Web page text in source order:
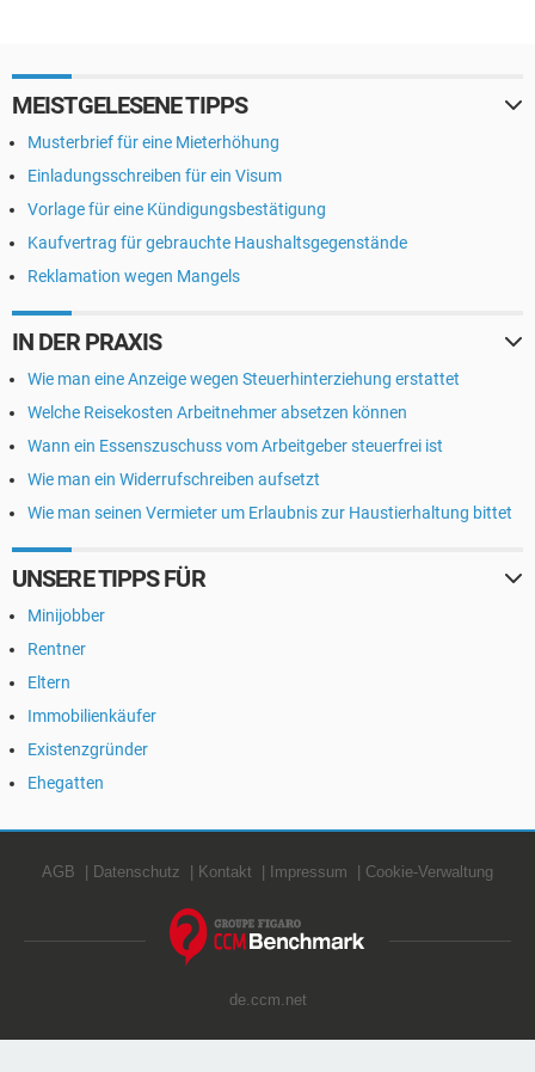
MEISTGELESENE TIPPS
Musterbrief für eine Mieterhöhung
Einladungsschreiben für ein Visum
Vorlage für eine Kündigungsbestätigung
Kaufvertrag für gebrauchte Haushaltsgegenstände
Reklamation wegen Mangels
IN DER PRAXIS
Wie man eine Anzeige wegen Steuerhinterziehung erstattet
Welche Reisekosten Arbeitnehmer absetzen können
Wann ein Essenszuschuss vom Arbeitgeber steuerfrei ist
Wie man ein Widerrufschreiben aufsetzt
Wie man seinen Vermieter um Erlaubnis zur Haustierhaltung bittet
UNSERE TIPPS FÜR
Minijobber
Rentner
Eltern
Immobilienkäufer
Existenzgründer
Ehegatten
AGB Datenschutz Kontakt Impressum Cookie-Verwaltung
de.ccm.net